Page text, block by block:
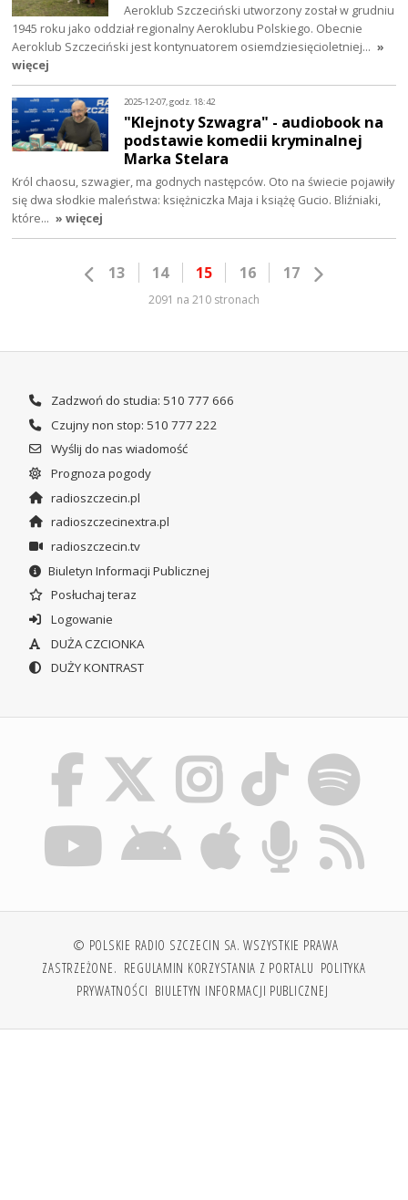
Aeroklub Szczeciński utworzony został w grudniu
1945 roku jako oddział regionalny Aeroklubu Polskiego. Obecnie
Aeroklub Szczeciński jest kontynuatorem osiemdziesięcioletniej… »
więcej
2025-12-07, godz. 18:42
"Klejnoty Szwagra" - audiobook na
podstawie komedii kryminalnej
Marka Stelara
Król chaosu, szwagier, ma godnych następców. Oto na świecie pojawiły
się dwa słodkie maleństwa: księżniczka Maja i książę Gucio. Bliźniaki,
które… » więcej
13 14 15 16 17
2091 na 210 stronach
Zadzwoń do studia: 510 777 666
Czujny non stop: 510 777 222
Wyślij do nas wiadomość
Prognoza pogody
radioszczecin.pl
radioszczecinextra.pl
radioszczecin.tv
Biuletyn Informacji Publicznej
Posłuchaj teraz
Logowanie
DUŻA CZCIONKA
DUŻY KONTRAST
© POLSKIE RADIO SZCZECIN SA. WSZYSTKIE PRAWA
ZASTRZEŻONE. REGULAMIN KORZYSTANIA Z PORTALU POLITYKA
PRYWATNOŚCI BIULETYN INFORMACJI PUBLICZNEJ